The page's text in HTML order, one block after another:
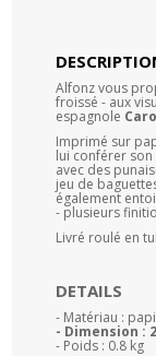
Alfonz vous
froissé - aux
espagnole
Imprimé sur
lui conférer
avec des
jeu de
également
- plusieurs
Livré roulé en
DETAILS
- Matériau :
- Dimension :
- Poids : 0.8 kg